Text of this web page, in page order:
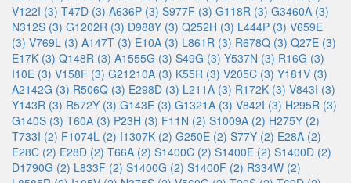
V122I (3) T47D (3) A636P (3) S977F (3) G118R (3) G3460A (3)
N312S (3) G1202R (3) D988Y (3) Q252H (3) L444P (3) V659E
(3) V769L (3) A147T (3) E10A (3) L861R (3) R678Q (3) Q27E (3)
E17K (3) Q148R (3) A1555G (3) S49G (3) Y537N (3) R16G (3)
I10E (3) V158F (3) G21210A (3) K55R (3) V205C (3) Y181V (3)
A2142G (3) R506Q (3) E298D (3) L211A (3) R172K (3) V843I (3)
Y143R (3) R572Y (3) G143E (3) G1321A (3) V842I (3) H295R (3)
G140S (3) T60A (3) P23H (3) F11N (2) S1009A (2) H275Y (2)
T733I (2) F1074L (2) I1307K (2) G250E (2) S77Y (2) E28A (2)
E28C (2) E28D (2) T66A (2) S1400C (2) S1400E (2) S1400D (2)
D1790G (2) L833F (2) S1400G (2) S1400F (2) R334W (2)